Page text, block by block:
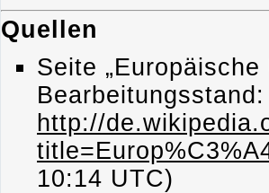
Quellen
Seite
http://
10:14 UTC)